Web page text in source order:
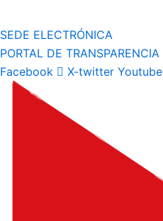
SEDE ELECTRÓNICA
PORTAL DE TRANSPARENCIA
Facebook
X-twitter Youtube